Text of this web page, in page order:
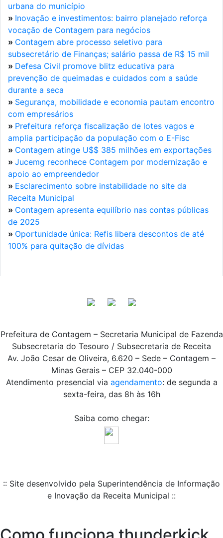
urbana do município
» Inovação e investimentos: bairro planejado reforça
vocação de Contagem para negócios
» Contagem abre processo seletivo para
subsecretário de Finanças; salário passa de R$ 15 mil
» Defesa Civil promove blitz educativa para
prevenção de queimadas e cuidados com a saúde
durante a seca
» Segurança, mobilidade e economia pautam encontro
com empresários
» Prefeitura reforça fiscalização de lotes vagos e
amplia participação da população com o E-Fisc
» Contagem atinge U$$ 385 milhões em exportações
» Jucemg reconhece Contagem por modernização e
apoio ao empreendedor
» Esclarecimento sobre instabilidade no site da
Receita Municipal
» Contagem apresenta equilíbrio nas contas públicas
de 2025
» Oportunidade única: Refis libera descontos de até
100% para quitação de dívidas
Prefeitura de Contagem – Secretaria Municipal de Fazenda
Subsecretaria do Tesouro / Subsecretaria de Receita
Av. João Cesar de Oliveira, 6.620 – Sede – Contagem –
Minas Gerais – CEP 32.040-000
Atendimento presencial via agendamento: de segunda a
sexta-feira, das 8h às 16h
Saiba como chegar:
:: Site desenvolvido pela Superintendência de Informação
e Inovação da Receita Municipal ::